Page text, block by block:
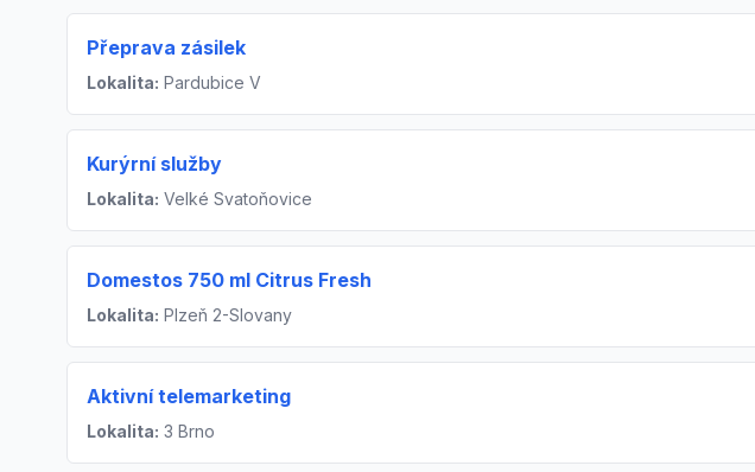
Přeprava zásilek
Lokalita: Pardubice V
Kurýrní služby
Lokalita: Velké Svatoňovice
Domestos 750 ml Citrus Fresh
Lokalita: Plzeň 2-Slovany
Aktivní telemarketing
Lokalita: 3 Brno